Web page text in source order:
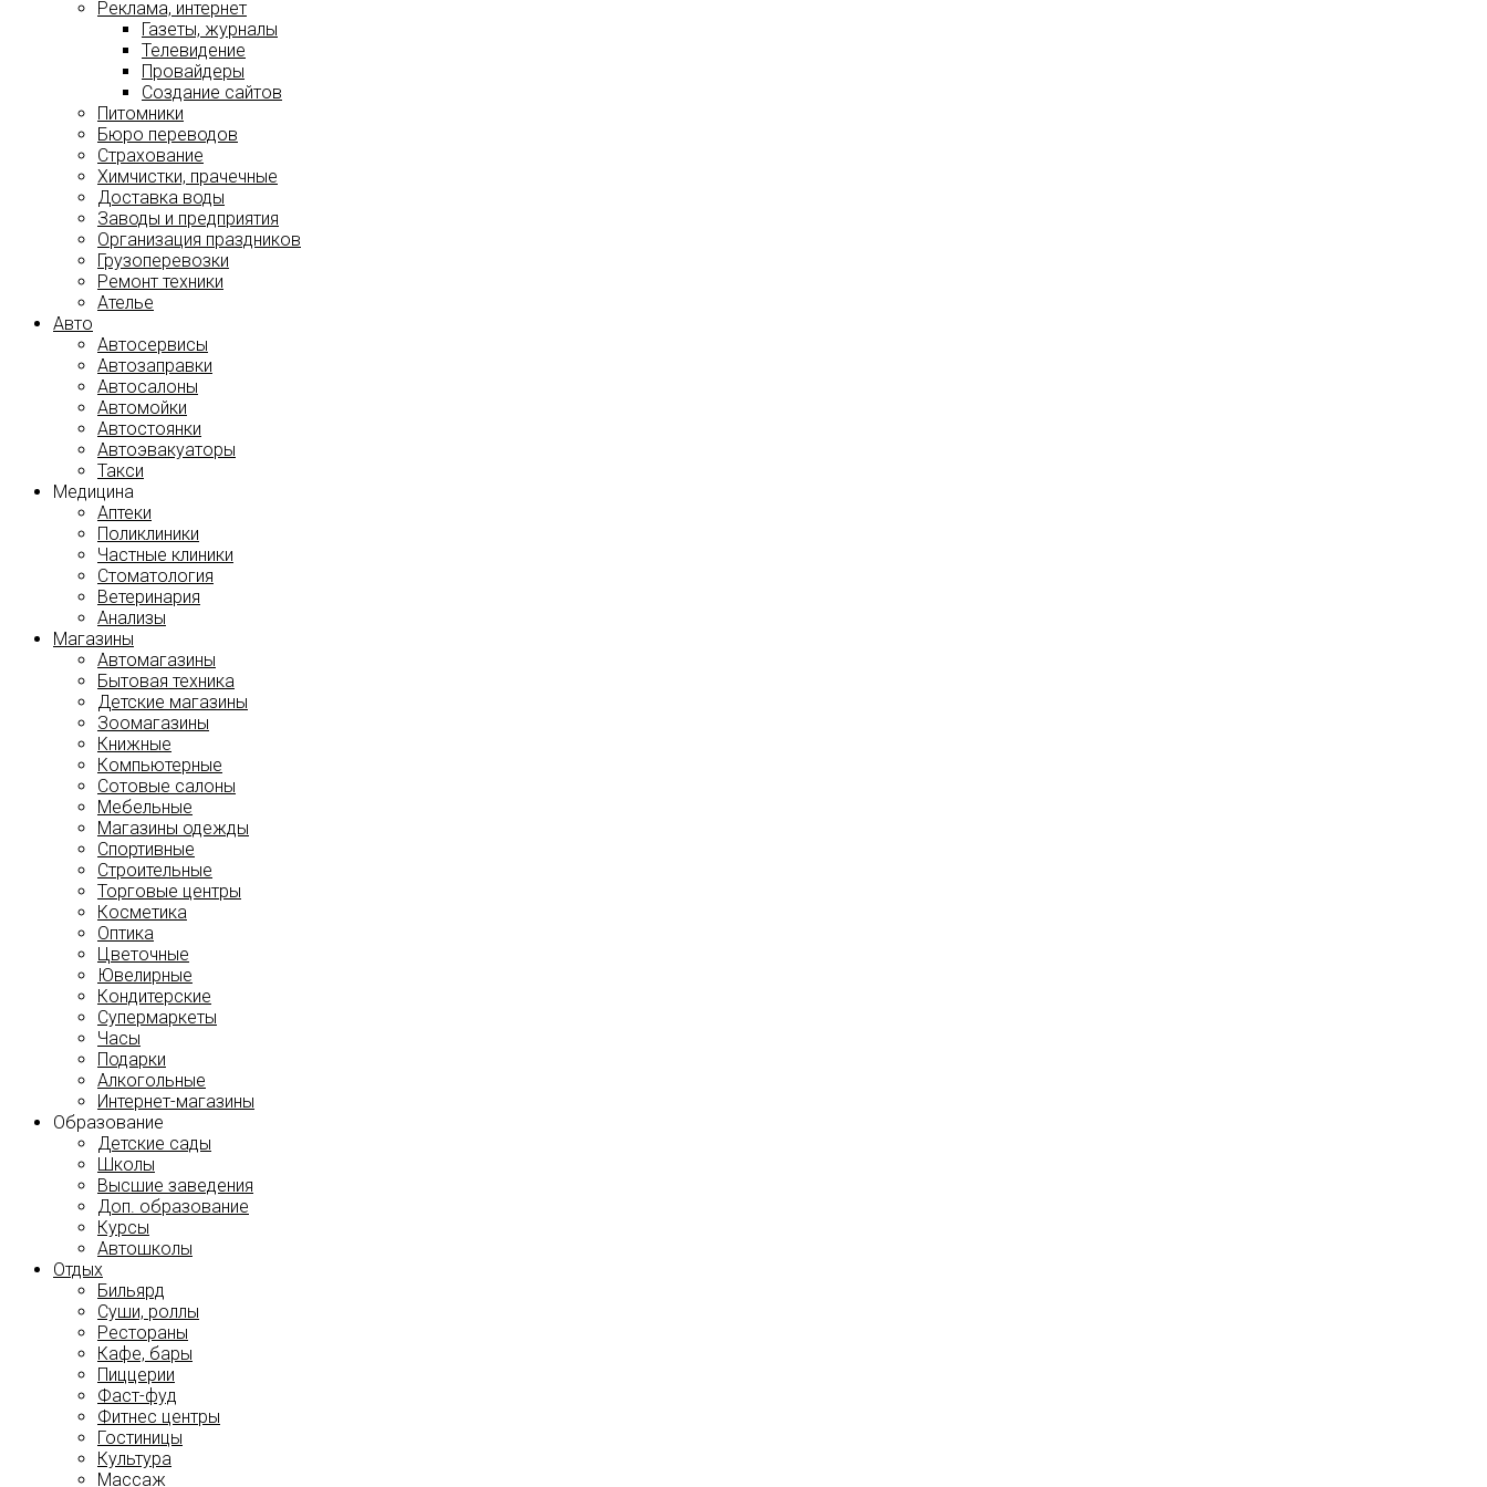
Реклама, интернет
Газеты, журналы
Телевидение
Провайдеры
Создание сайтов
Питомники
Бюро переводов
Страхование
Химчистки, прачечные
Доставка воды
Заводы и предприятия
Организация праздников
Грузоперевозки
Ремонт техники
Ателье
Авто
Автосервисы
Автозаправки
Автосалоны
Автомойки
Автостоянки
Автоэвакуаторы
Такси
Медицина
Аптеки
Поликлиники
Частные клиники
Стоматология
Ветеринария
Анализы
Магазины
Автомагазины
Бытовая техника
Детские магазины
Зоомагазины
Книжные
Компьютерные
Сотовые салоны
Мебельные
Магазины одежды
Спортивные
Строительные
Торговые центры
Косметика
Оптика
Цветочные
Ювелирные
Кондитерские
Супермаркеты
Часы
Подарки
Алкогольные
Интернет-магазины
Образование
Детские сады
Школы
Высшие заведения
Доп. образование
Курсы
Автошколы
Отдых
Бильярд
Суши, роллы
Рестораны
Кафе, бары
Пиццерии
Фаст-фуд
Фитнес центры
Гостиницы
Культура
Массаж